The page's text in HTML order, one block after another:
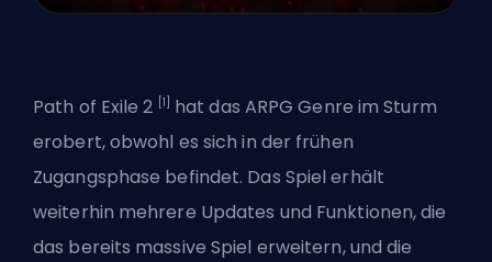
Path of Exile 2 [1] hat das ARPGGenre im Sturm
erobert, obwohl es sich in der frühen
Zugangsphase befindet. Das Spiel erhält
weiterhin mehrere Updates und Funktionen, die
das bereits massive Spiel erweitern, und die